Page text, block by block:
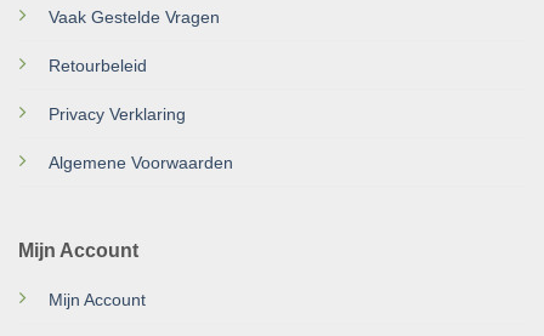
Vaak Gestelde Vragen
Retourbeleid
Privacy Verklaring
Algemene Voorwaarden
Mijn Account
Mijn Account